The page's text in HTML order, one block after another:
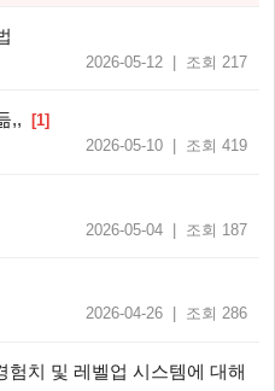
2026-05-12 | 조회 217
,, [1]
2026-05-10 | 조회 419
2026-05-04 | 조회 187
2026-04-26 | 조회 286
치 및 레벨업 시스템에 대해